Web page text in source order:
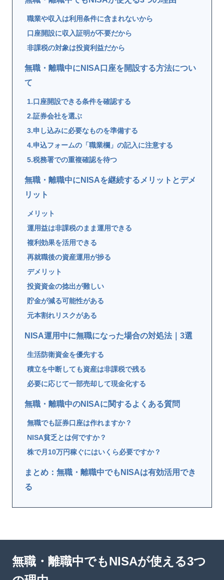
職業や収入は利用条件に含まれないから
口座開設に収入証明が不要だから
非課税の対象は投資利益だから
無職・離職中にNISA口座を開設する方法につい
て
1.口座開設できる条件を確認する
2.証券会社を選ぶ
3.申し込みに必要なものを準備する
4.申込フォームの「職業欄」の記入に注意する
5.税務署での重複確認を待つ
無職・離職中にNISAを継続するメリットとデメ
リット
メリット
運用益は非課税のまま運用できる
複利効果を活用できる
再就職後の資産運用が捗る
デメリット
投資資金の捻出が難しい
貯金が減る可能性がある
元本割れリスクがある
NISA運用中に無職になった場合の対処法｜3選
生活防衛資金を優先する
積立を中断しても資産は非課税で残る
必要に応じて一部売却して現金化する
無職・離職中のNISAに関するよくある質問
無職でも証券口座は作れますか？
NISA貧乏とは何ですか？
株で月10万円稼ぐにはいくら必要ですか？
まとめ：無職・離職中でもNISAは有効活用でき
る
無職・離職中でもNISAが使える3つ